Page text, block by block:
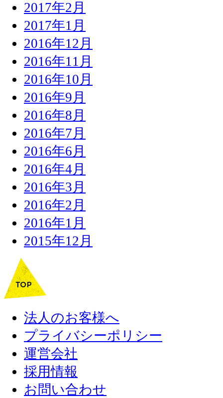
2017年2月
2017年1月
2016年12月
2016年11月
2016年10月
2016年9月
2016年8月
2016年7月
2016年6月
2016年4月
2016年3月
2016年2月
2016年1月
2015年12月
法人のお客様へ
プライバシーポリシー
運営会社
採用情報
お問い合わせ